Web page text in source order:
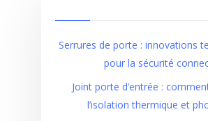
Serrures de porte : innovations
pour la sécurité
Joint porte d’entrée :
l’isolation thermique et